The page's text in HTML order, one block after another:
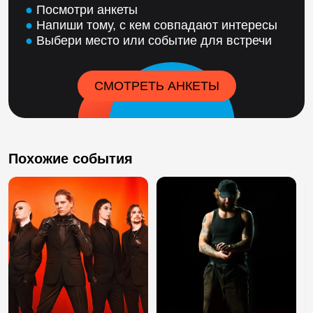
● Посмотри анкеты
● Напиши тому, с кем совпадают интересы
● Выбери место или событие для встречи
СМОТРЕТЬ АНКЕТЫ
Похожие события